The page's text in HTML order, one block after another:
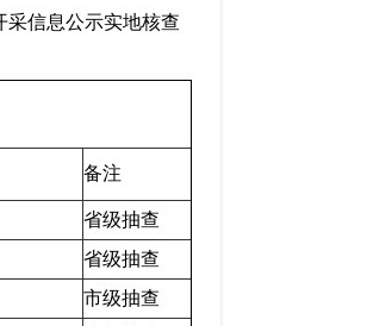
采信息公示实地核查
备注
省级抽查
省级抽查
市级抽查